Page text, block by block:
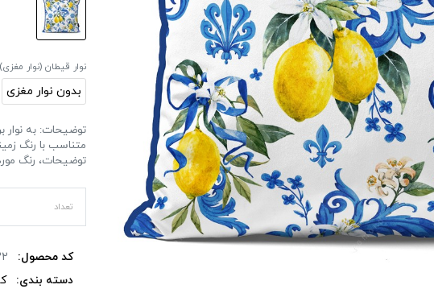
نوار قیطان (نوار مغزی)
بدون نوار مغزی
توضیحات: به نوار
متناسب با رنگ
توضیحات، رنگ
تعداد
کد محصول:
دسته بندی: